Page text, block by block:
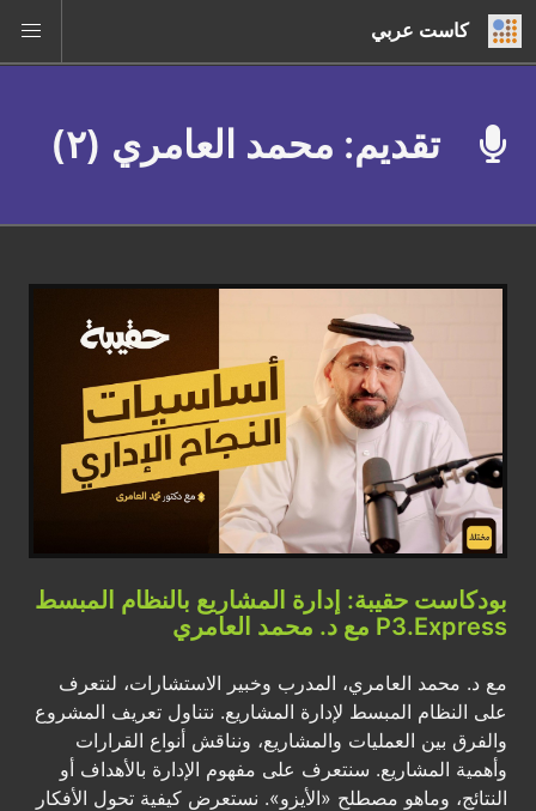
كاست عربي
تقديم: محمد العامري (٢)
بودكاست حقيبة: إدارة المشاريع بالنظام المبسط
P3.Express مع د. محمد العامري
مع د. محمد العامري، المدرب وخبير الاستشارات، لنتعرف
على النظام المبسط لإدارة المشاريع. نتناول تعريف المشروع
والفرق بين العمليات والمشاريع، ونناقش أنواع القرارات
وأهمية المشاريع. سنتعرف على مفهوم الإدارة بالأهداف أو
النتائج، وماهو مصطلح «الأيزو». نستعرض كيفية تحول الأفكار